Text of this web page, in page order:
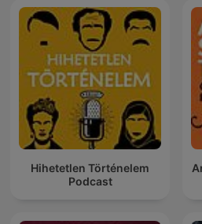
Hihetetlen Történelem
Podcast